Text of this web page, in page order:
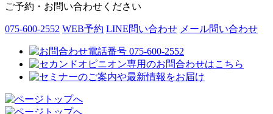
ご予約・お問い合わせください
075-600-2552 WEB予約 LINE問い合わせ メール問い合わせ